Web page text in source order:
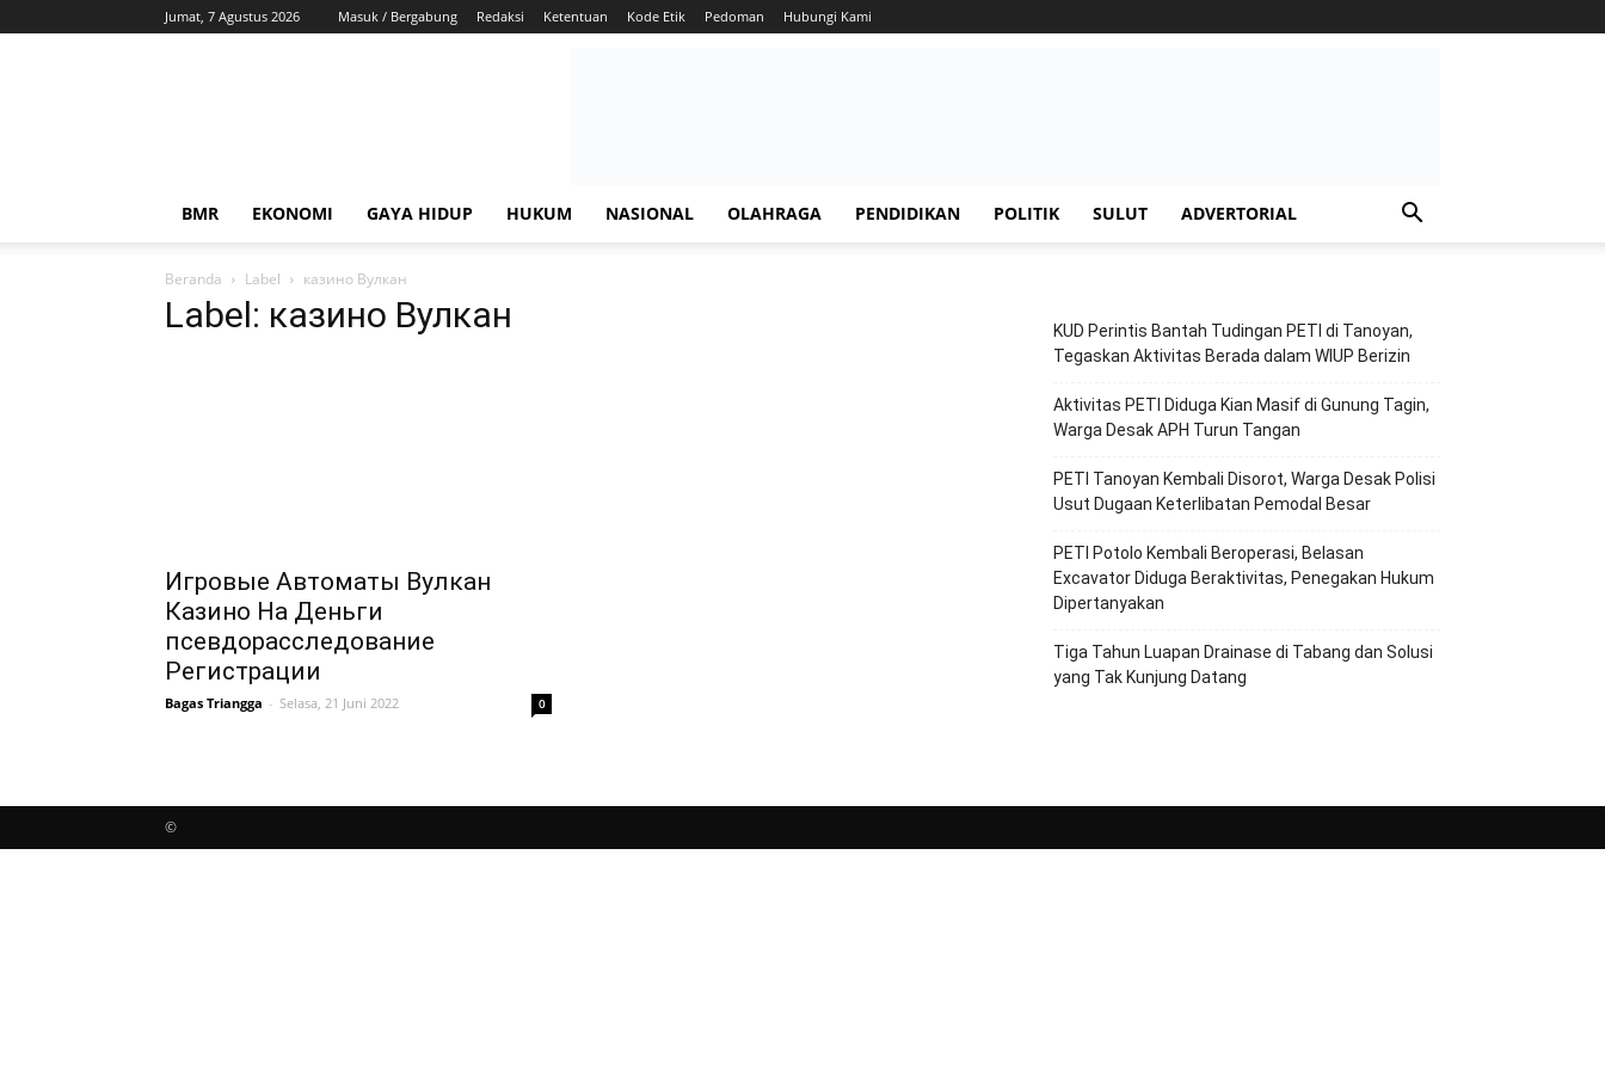
Jumat, 7 Agustus 2026 Masuk / Bergabung Redaksi Ketentuan Kode Etik Pedoman Hubungi Kami
BMR EKONOMI GAYA HIDUP HUKUM NASIONAL OLAHRAGA PENDIDIKAN POLITIK SULUT ADVERTORIAL
Beranda Label казино Вулкан
Label: казино Вулкан
Игровые Автоматы Вулкан
Казино На Деньги
псевдорасследование
Регистрации
Bagas Triangga - Selasa, 21 Juni 2022 0
KUD Perintis Bantah Tudingan PETI di Tanoyan,
Tegaskan Aktivitas Berada dalam WIUP Berizin
Aktivitas PETI Diduga Kian Masif di Gunung Tagin,
Warga Desak APH Turun Tangan
PETI Tanoyan Kembali Disorot, Warga Desak Polisi
Usut Dugaan Keterlibatan Pemodal Besar
PETI Potolo Kembali Beroperasi, Belasan
Excavator Diduga Beraktivitas, Penegakan Hukum
Dipertanyakan
Tiga Tahun Luapan Drainase di Tabang dan Solusi
yang Tak Kunjung Datang
©